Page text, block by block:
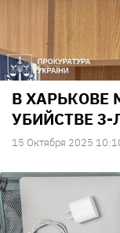
В ХАРЬКОВЕ
УБИЙСТВЕ
15 Октября 2025